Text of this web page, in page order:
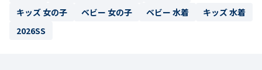
キッズ 女の子
ベビー 女の子 ベビー 水着
キッズ 水着
2026SS